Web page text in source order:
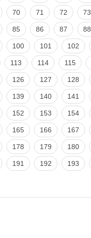
70 71 72 73
85 86 87 88
100 101 102
113 114 115
126 127 128
139 140 141
152 153 154
165 166 167
178 179 180
191 192 193